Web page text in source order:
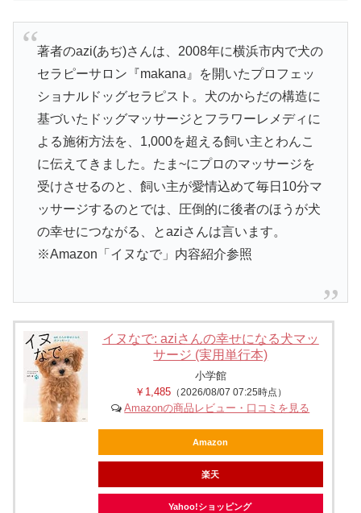
著者のazi(あぢ)さんは、2008年に横浜市内で犬の
セラピーサロン『makana』を開いたプロフェッ
ショナルドッグセラピスト。犬のからだの構造に
基づいたドッグマッサージとフラワーレメディに
よる施術方法を、1,000を超える飼い主とわんこ
に伝えてきました。たま~にプロのマッサージを
受けさせるのと、飼い主が愛情込めて毎日10分マ
ッサージするのとでは、圧倒的に後者のほうが犬
の幸せにつながる、とaziさんは言います。
※Amazon「イヌなで」内容紹介参照
イヌなで: aziさんの幸せになる犬マッ
サージ (実用単行本)
小学館
￥1,485（2026/08/07 07:25時点）
Amazonの商品レビュー・口コミを見る
Amazon
楽天
Yahoo!ショッピング